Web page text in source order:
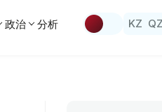
政治 分析 KZ QZ